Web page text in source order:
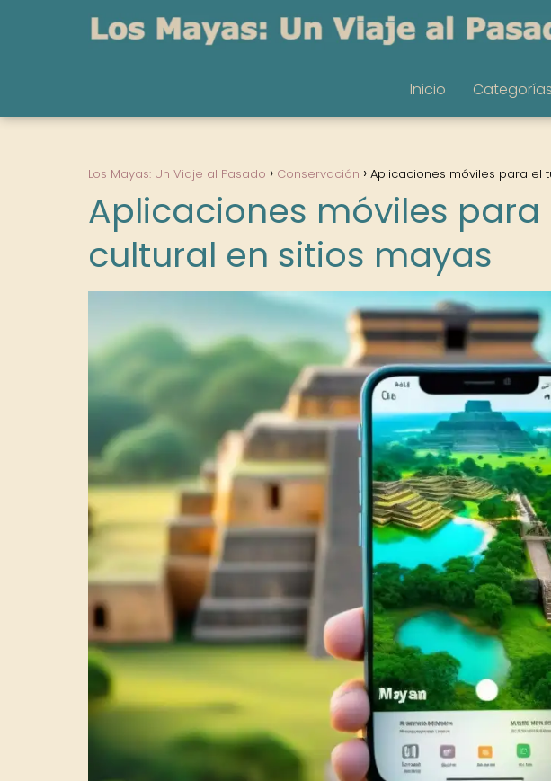
Inicio Categorías
Los Mayas: Un Viaje al Pasado Conservación Aplicaciones móviles para el
Aplicaciones móviles para
cultural en sitios mayas